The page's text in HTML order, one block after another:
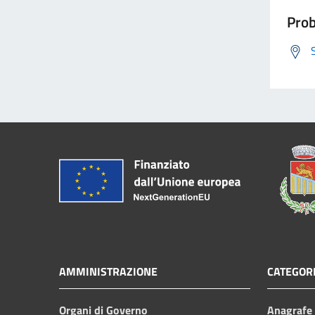
AMMINISTRAZIONE
Organi di Governo